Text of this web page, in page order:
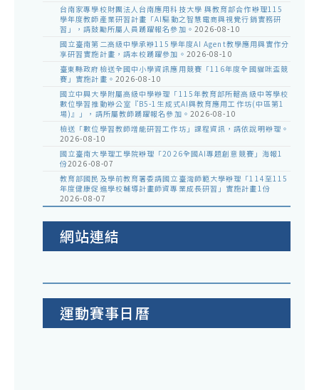
台南家專學校財團法人台南應用科技大學 與教育部合作辦理115
學年度教師產業研習計畫「AI驅動之智慧電商與視覺行銷實務研
習」，請鼓勵所屬人員踴躍報名參加。 2026-08-10
國立臺南第二高級中學承辦115學年度AI Agent教學應用與實作分
享研習實施計畫，請本校踴躍參加。 2026-08-10
臺東縣政府檢送全國中小學資訊應用競賽「116年度全國貓咪盃競
賽」實施計畫。 2026-08-10
國立中興大學附屬高級中學辦理「115年教育部所轄高級中等學校
數位學習推動辦公室『B5-1生成式AI與教育應用工作坊(中區第1
場)』」，請所屬教師踴躍報名參加。 2026-08-10
檢送「數位學習教師增能研習工作坊」課程資訊，請依說明辦理。
2026-08-10
國立臺南大學理工學院辦理「2026全國AI專題創意競賽」海報1
份2026-08-07
教育部國民及學前教育署委請國立臺灣師範大學辦理「114至115
年度健康促進學校輔導計畫師資專業成長研習」實施計畫1份
2026-08-07
網站連結
運動賽事日曆